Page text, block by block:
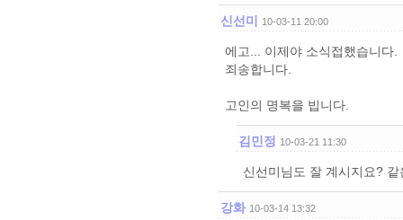
신선미 10-03-11 20:00
에고... 이제야 소식접했습니다.
죄송합니다.
고인의 명복을 빕니다.
김민정 10-03-21 11:30
신선미님도 잘 계시지요?
강화 10-03-14 13:32